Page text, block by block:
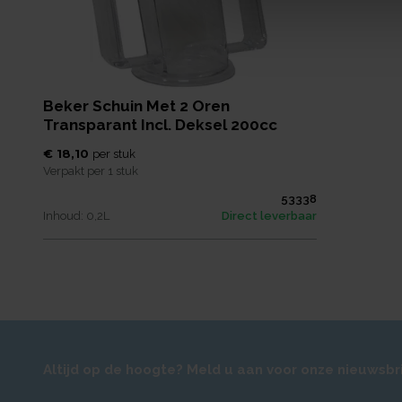
Beker Schuin Met 2 Oren
Transparant Incl. Deksel 200cc
€ 18,10 per stuk
Verpakt per 1 stuk
Inhoud: 0,2L
53338
Direct leverbaar